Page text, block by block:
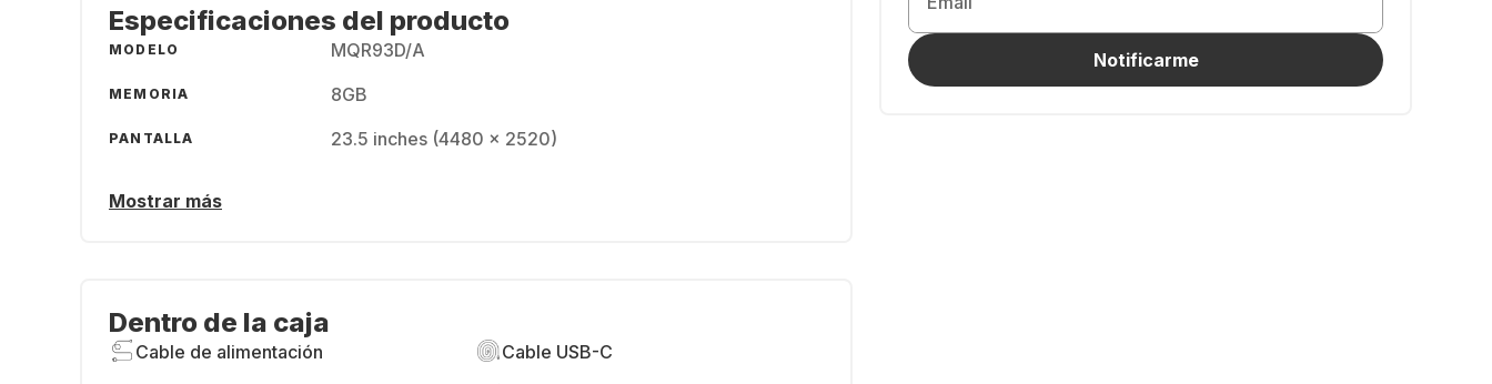
Notificarme
Especificaciones del producto
MODELO MQR93D/A
MEMORIA 8GB
PANTALLA 23.5 inches (4480 x 2520)
Mostrar más
Dentro de la caja
Cable de alimentación
Cable USB-C